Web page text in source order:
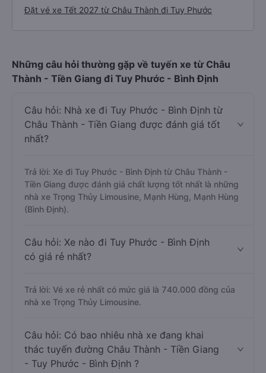
Đặt vé xe Tết 2027 từ Châu Thành đi Tuy Phước
Những câu hỏi thường gặp về tuyến xe từ Châu
Thành - Tiền Giang đi Tuy Phước - Bình Định
Câu hỏi: Nhà xe đi Tuy Phước - Bình Định từ
Châu Thành - Tiền Giang được đánh giá tốt
nhất?
Trả lời: Xe đi Tuy Phước - Bình Định từ Châu Thành -
Tiền Giang được đánh giá chất lượng tốt nhất là những
nhà xe Trọng Thủy Limousine, Mạnh Hùng, Mạnh Hùng
(Bình Định).
Câu hỏi: Xe nào đi Tuy Phước - Bình Định
có giá rẻ nhất?
Trả lời: Vé xe rẻ nhất có mức giá là 740.000 đồng của
nhà xe Trọng Thủy Limousine.
Câu hỏi: Có bao nhiêu nhà xe đang khai
thác tuyến đường Châu Thành - Tiền Giang
- Tuy Phước - Bình Định ?